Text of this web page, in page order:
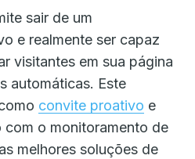
sair de um
e realmente ser capaz
visitantes em sua página
automáticas. Este
convite proativo e
o monitoramento de
melhores soluções de